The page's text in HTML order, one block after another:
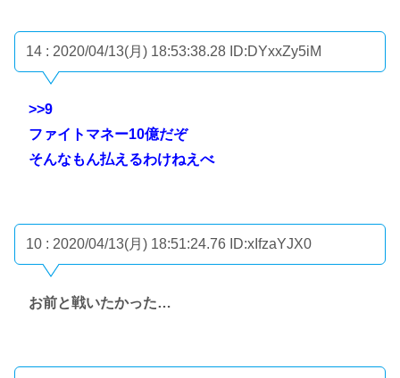
14 : 2020/04/13(月) 18:53:38.28 ID:DYxxZy5iM
>>9
ファイトマネー10億だぞ
そんなもん払えるわけねえべ
10 : 2020/04/13(月) 18:51:24.76 ID:xIfzaYJX0
お前と戦いたかった…